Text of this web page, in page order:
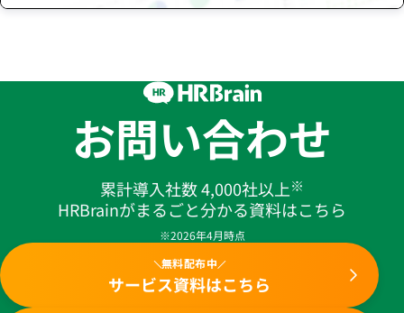
お問い合わせ
累計導入社数 4,000社以上※
HRBrainがまるごと分かる資料はこちら
※2026年4月時点
無料配布中
サービス資料はこちら